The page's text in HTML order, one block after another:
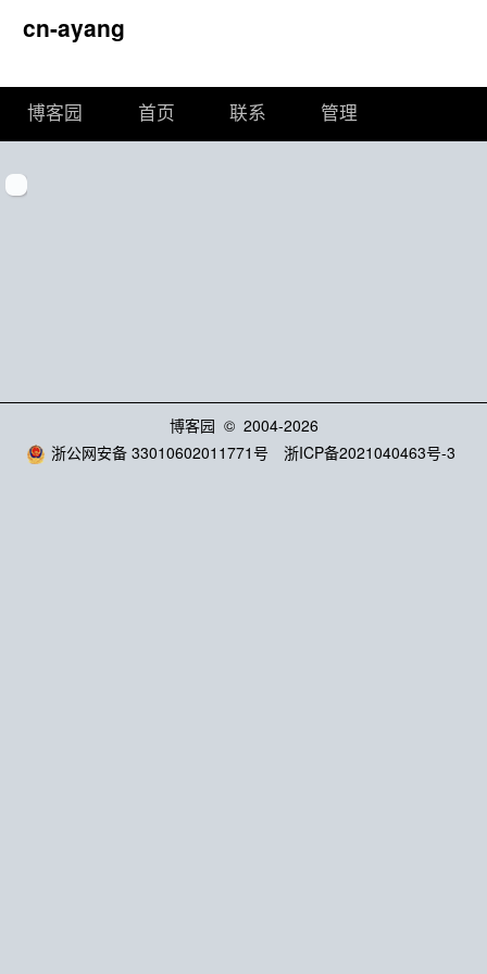
cn-ayang
博客园 首页 联系 管理
博客园 © 2004-2026
浙公网安备 33010602011771号
浙ICP备2021040463号-3